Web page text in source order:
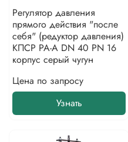
Регулятор давления
прямого действия "после
себя" (редуктор давления)
КПСР РА-А DN 40 PN 16
корпус серый чугун
Цена по запросу
Узнать